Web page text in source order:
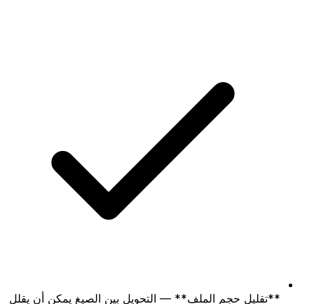
**تقليل حجم الملف** — التحويل بين الصيغ يمكن أن يقلل